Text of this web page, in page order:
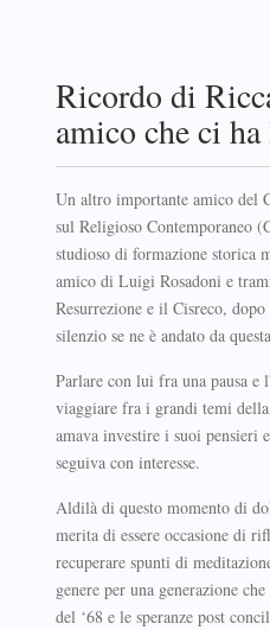
Ricordo di
amico che ci
Un altro importante amico del
sul Religioso Contemporaneo
studioso di formazione storica
amico di Luigi Rosadoni e
Resurrezione e il Cisreco,
silenzio se ne è andato da
Parlare con lui fra una pausa
viaggiare fra i grandi temi
amava investire i suoi pensieri
seguiva con interesse.
Aldilà di questo momento di
merita di essere occasione di
recuperare spunti di
genere per una generazione
del ‘68 e le speranze post